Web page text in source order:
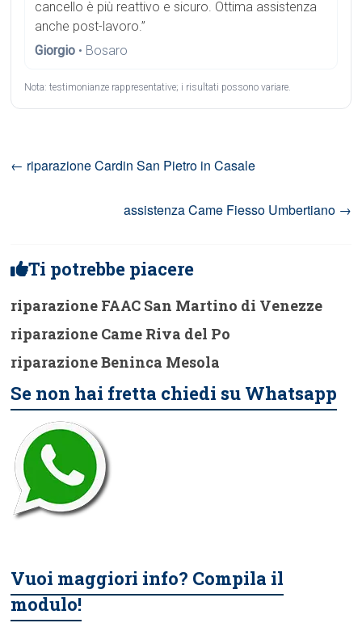
cancello è più reattivo e sicuro. Ottima assistenza
anche post-lavoro.”
Giorgio • Bosaro
Nota: testimonianze rappresentative; i risultati possono variare.
← riparazione Cardin San Pietro in Casale
assistenza Came Fiesso Umbertiano →
Ti potrebbe piacere
riparazione FAAC San Martino di Venezze
riparazione Came Riva del Po
riparazione Beninca Mesola
Se non hai fretta chiedi su Whatsapp
Vuoi maggiori info? Compila il
modulo!